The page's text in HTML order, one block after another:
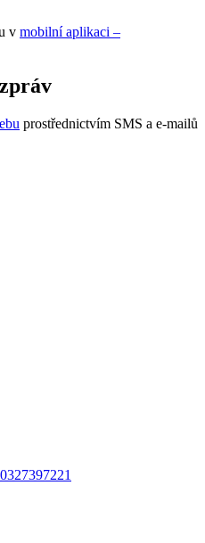
v mobilní aplikaci –
prostřednictvím SMS a e-mailů